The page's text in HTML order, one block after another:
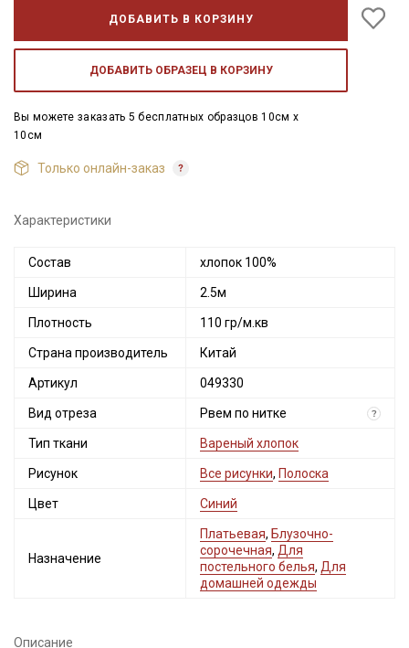
ДОБАВИТЬ В КОРЗИНУ
ДОБАВИТЬ ОБРАЗЕЦ В КОРЗИНУ
Вы можете заказать 5 бесплатных образцов 10см x
10см
Только онлайн-заказ
Характеристики
Состав хлопок 100%
Ширина 2.5м
Плотность 110 гр/м.кв
Страна производитель Китай
Артикул 049330
Вид отреза Рвем по нитке ?
Тип ткани Вареный хлопок
Рисунок Все рисунки, Полоска
Цвет Синий
Назначение
Платьевая, Блузочно-
сорочечная, Для
постельного белья, Для
домашней одежды
Описание